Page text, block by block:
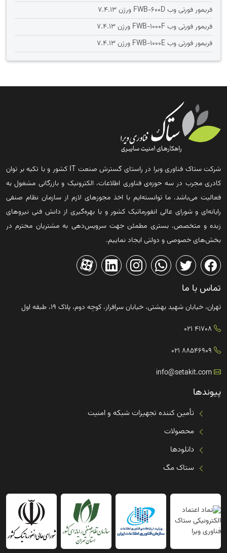
فریمور فورتی وب FWB-600D ورژن 7.4.13
فریمور فورتی وب FWB-1000F ورژن 7.4.13
فریمور فورتی وب FWB-1000E ورژن 7.4.13
شرکت ستاک فناوری ویرا در راستای گسترش صنعت IT کشور و با تکیه بر توان
کادری مجرب در سه حوزه‌ی فناوری اطلاعات، الکترونیک و بازرگانی مشغول به
فعالیت می‌باشد. ما توانسته‌ایم با اخذ مجوزهای لازم از سازمان نظام صنفی
رایانه‌ای و شورای عالی انفورماتیک کشور و با بهره‌گیری از دانش فنی نیروهای
زبده و متخصص، بستری مطمئن جهت سرویس‌دهی به مشتریان محترم در
بخش‌های خصوصی و دولتی ایجاد نماییم.
تماس با ما
تهران، خیابان شهید بهشتی، خیابان سرافراز، کوچه دوم، پلاک ۱۹، طبقه اول
41708 021
88546909 021
info@setakit.com
پیوندها
تأمین کننده تجهیزات شبکه و امنیت
محصولات
دانلودها
ستاک مگ